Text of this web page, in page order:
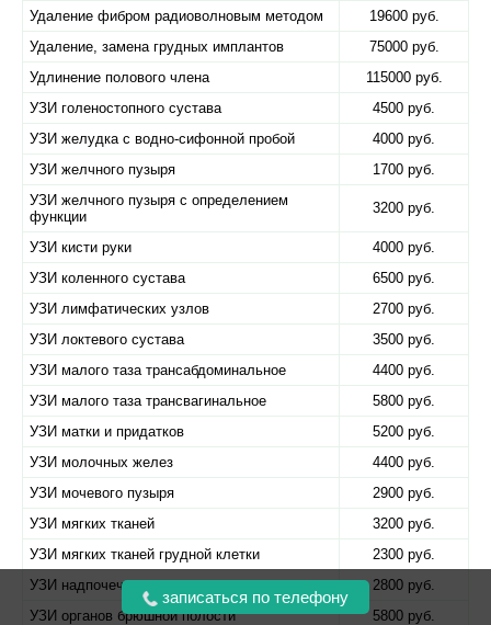
Удаление фибром радиоволновым методом
19600 руб.
Удаление, замена грудных имплантов
75000 руб.
Удлинение полового члена
115000 руб.
УЗИ голеностопного сустава
4500 руб.
УЗИ желудка с водно-сифонной пробой
4000 руб.
УЗИ желчного пузыря
1700 руб.
УЗИ желчного пузыря с определением
функции
3200 руб.
УЗИ кисти руки
4000 руб.
УЗИ коленного сустава
6500 руб.
УЗИ лимфатических узлов
2700 руб.
УЗИ локтевого сустава
3500 руб.
УЗИ малого таза трансабдоминальное
4400 руб.
УЗИ малого таза трансвагинальное
5800 руб.
УЗИ матки и придатков
5200 руб.
УЗИ молочных желез
4400 руб.
УЗИ мочевого пузыря
2900 руб.
УЗИ мягких тканей
3200 руб.
УЗИ мягких тканей грудной клетки
2300 руб.
УЗИ надпочечников
2800 руб.
УЗИ органов брюшной полости
5800 руб.
записаться по телефону